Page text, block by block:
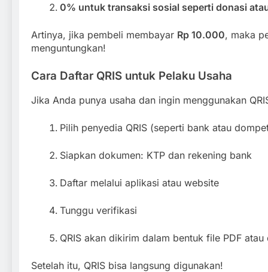
0% untuk transaksi sosial seperti donasi
Artinya, jika pembeli membayar Rp 10.000, maka
menguntungkan!
Cara Daftar QRIS untuk Pelaku Usaha
Jika Anda punya usaha dan ingin menggunakan
Pilih penyedia QRIS (seperti bank atau
Siapkan dokumen: KTP dan rekening bank
Daftar melalui aplikasi atau website
Tunggu verifikasi
QRIS akan dikirim dalam bentuk file PDF atau
Setelah itu, QRIS bisa langsung digunakan!